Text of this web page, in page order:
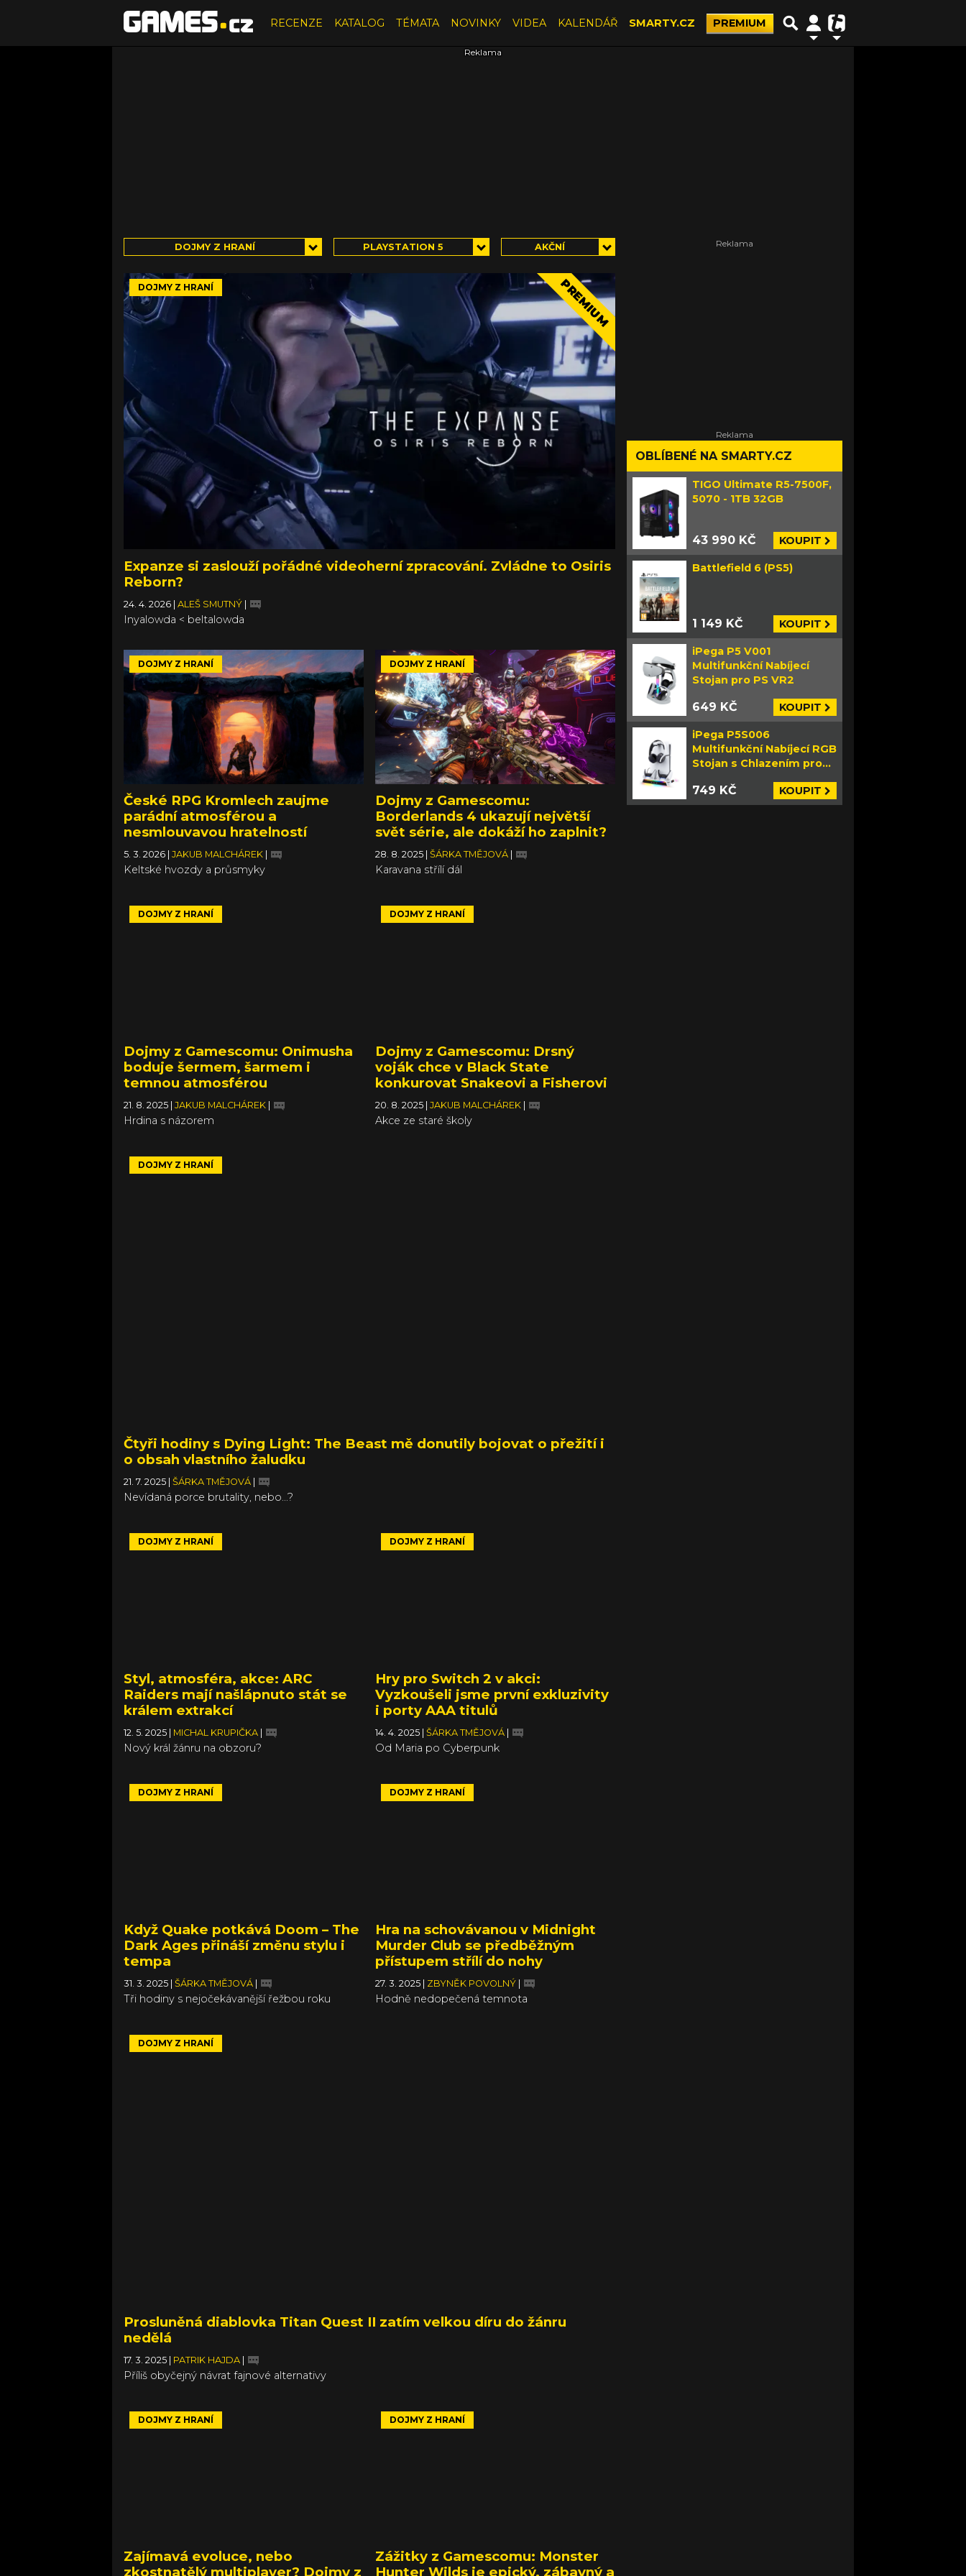
RECENZE KATALOG TÉMATA NOVINKY VIDEA KALENDÁŘ SMARTY.CZ PREMIUM
DOJMY Z HRANÍ PLAYSTATION 5 AKČNÍ
DOJMY Z HRANÍ PREMIUM
Expanze si zaslouží pořádné videoherní zpracování. Zvládne to Osiris
Reborn?
24. 4. 2026 | ALEŠ SMUTNÝ |
Inyalowda < beltalowda
DOJMY Z HRANÍ
České RPG Kromlech zaujme
parádní atmosférou a
nesmlouvavou hratelností
5. 3. 2026 JAKUB MALCHÁREK
Keltské hvozdy a průsmyky
DOJMY Z HRANÍ
Dojmy z Gamescomu:
Borderlands 4 ukazují největší
svět série, ale dokáží ho zaplnit?
28. 8. 2025 ŠÁRKA TMĚJOVÁ
Karavana střílí dál
DOJMY Z HRANÍ
Dojmy z Gamescomu: Onimusha
boduje šermem, šarmem i
temnou atmosférou
21. 8. 2025 JAKUB MALCHÁREK
Hrdina s názorem
DOJMY Z HRANÍ
Dojmy z Gamescomu: Drsný
voják chce v Black State
konkurovat Snakeovi a Fisherovi
20. 8. 2025 JAKUB MALCHÁREK
Akce ze staré školy
DOJMY Z HRANÍ
Čtyři hodiny s Dying Light: The Beast mě donutily bojovat o přežití i
o obsah vlastního žaludku
21. 7. 2025 ŠÁRKA TMĚJOVÁ
Nevídaná porce brutality, nebo...?
DOJMY Z HRANÍ
Styl, atmosféra, akce: ARC
Raiders mají našlápnuto stát se
králem extrakcí
12. 5. 2025 MICHAL KRUPIČKA
Nový král žánru na obzoru?
DOJMY Z HRANÍ
Hry pro Switch 2 v akci:
Vyzkoušeli jsme první exkluzivity
i porty AAA titulů
14. 4. 2025 ŠÁRKA TMĚJOVÁ
Od Maria po Cyberpunk
DOJMY Z HRANÍ
Když Quake potkává Doom – The
Dark Ages přináší změnu stylu i
tempa
31. 3. 2025 ŠÁRKA TMĚJOVÁ
Tři hodiny s nejočekávanější řežbou roku
DOJMY Z HRANÍ
Hra na schovávanou v Midnight
Murder Club se předběžným
přístupem střílí do nohy
27. 3. 2025 ZBYNĚK POVOLNÝ
Hodně nedopečená temnota
DOJMY Z HRANÍ
Prosluněná diablovka Titan Quest II zatím velkou díru do žánru
nedělá
17. 3. 2025 | PATRIK HAJDA |
Příliš obyčejný návrat fajnové alternativy
DOJMY Z HRANÍ
Zajímavá evoluce, nebo
zkostnatělý multiplayer? Dojmy z
DOJMY Z HRANÍ
Zážitky z Gamescomu: Monster
Hunter Wilds je epický, zábavný a
OBLÍBENÉ NA SMARTY.CZ
TIGO Ultimate R5-7500F,
5070 - 1TB 32GB
43 990 KČ KOUPIT
Battlefield 6 (PS5)
1 149 KČ KOUPIT
iPega P5 V001
Multifunkční Nabíjecí
Stojan pro PS VR2
649 KČ KOUPIT
iPega P5S006
Multifunkční Nabíjecí RGB
Stojan s Chlazením pro
749 KČ KOUPIT